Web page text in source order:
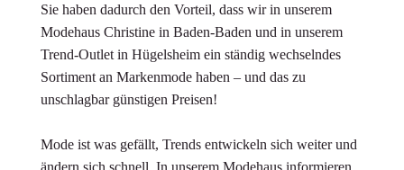
Sie haben dadurch den Vorteil, dass wir in unserem
Modehaus Christine in Baden-Baden und in unserem
Trend-Outlet in Hügelsheim ein ständig wechselndes
Sortiment an Markenmode haben – und das zu
unschlagbar günstigen Preisen!
Mode ist was gefällt, Trends entwickeln sich weiter und
ändern sich schnell. In unserem Modehaus informieren